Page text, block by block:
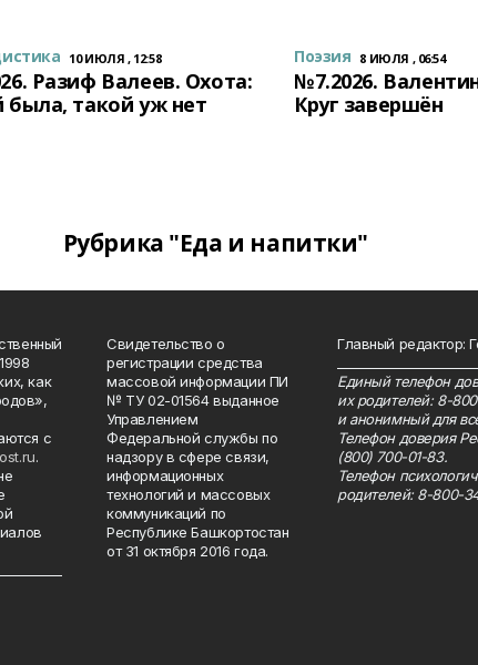
10 ИЮЛЯ , 12:58
Разиф Валеев. Охота:
была, такой уж нет
Поэзия 8 ИЮЛЯ , 06:54
№7.2026.
Круг завершён
Рубрика "Еда и напитки"
как
с
.
Свидетельство о
регистрации средства
массовой информации ПИ
№ ТУ 02-01564 выданное
Управлением
Федеральной службы по
надзору в сфере связи,
информационных
технологий и массовых
коммуникаций по
Республике Башкортостан
от 31 октября 2016 года.
Главный редактор:
Единый телефон
их родителей: 8-
и анонимный для
Телефон доверия
(800) 700-01-83.
Телефон
родителей: 8-800-